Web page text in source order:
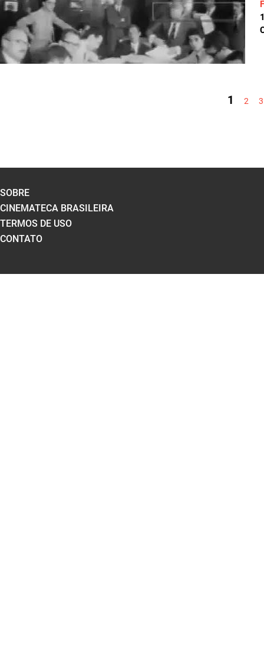
1 2 3
SOBRE
CINEMATECA BRASILEIRA
TERMOS DE USO
CONTATO